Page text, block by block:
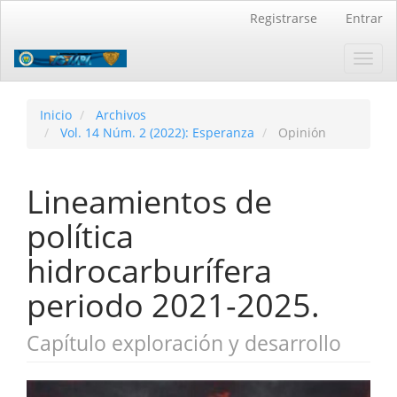
principal
Barra
Registrarse Entrar
Inicio
Archivos
Vol. 14 Núm. 2 (2022): Esperanza
Opinión
Lineamientos de
política
hidrocarburífera
periodo 2021-2025.
Capítulo exploración y desarrollo